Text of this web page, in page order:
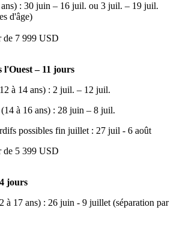
ans) : 30 juin – 16 juil. ou 3 juil. – 19 juil.
d'âge)
de 7 999 USD
l'Ouest – 11 jours
à 14 ans) : 2 juil. – 12 juil.
à 16 ans) : 28 juin – 8 juil.
possibles fin juillet : 27 juil - 6 août
de 5 399 USD
jours
à 17 ans) : 26 juin - 9 juillet (séparation par